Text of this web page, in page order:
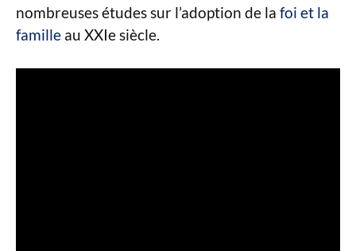
nombreuses études sur l’adoption de la foi et la
famille au XXIe siècle.